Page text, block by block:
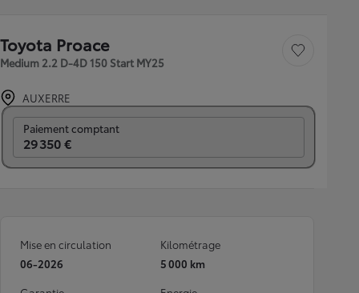
Toyota Proace
Medium 2.2 D-4D 150 Start MY25
Sauvegarder le
AUXERRE
Paiement comptant
29 350 €
Mise en circulation
06-2026
Kilométrage
5 000 km